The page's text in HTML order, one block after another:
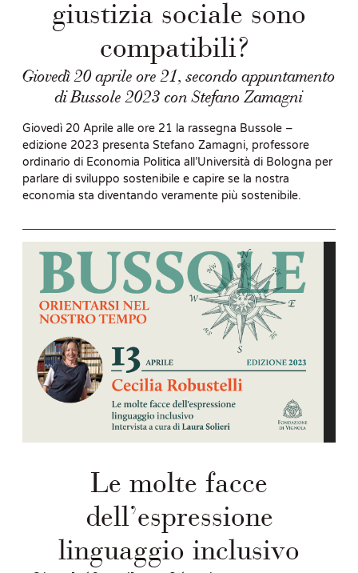
giustizia sociale sono
compatibili?
Giovedì 20 aprile ore 21, secondo appuntamento
di Bussole 2023 con Stefano Zamagni
Giovedì 20 Aprile alle ore 21 la rassegna Bussole –
edizione 2023 presenta Stefano Zamagni, professore
ordinario di Economia Politica all’Università di Bologna per
parlare di sviluppo sostenibile e capire se la nostra
economia sta diventando veramente più sostenibile.
Le molte facce
dell’espressione
linguaggio inclusivo